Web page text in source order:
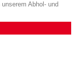
Abhol- und